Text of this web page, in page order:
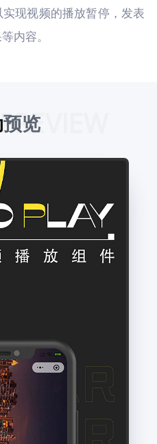
现视频的播放暂停，发表
内容。
预览